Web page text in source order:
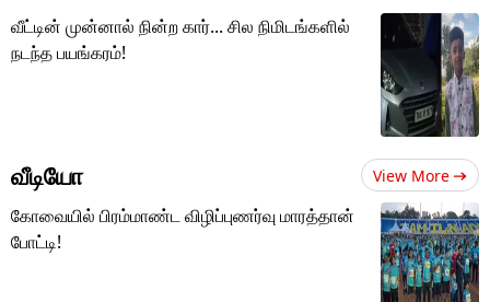
வீட்டின் முன்னால் நின்ற கார்... சில நிமிடங்களில்
நடந்த பயங்கரம்!
வீடியோ View More
கோவையில் பிரம்மாண்ட விழிப்புணர்வு மாரத்தான்
போட்டி!